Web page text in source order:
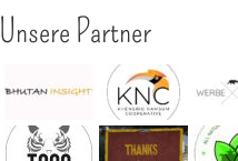
Unsere Partner